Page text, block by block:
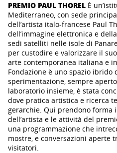
PREMIO PAUL THOREL È
Mediterraneo, con sede
dell’artista italo-francese Paul
dell’immagine elettronica e
sedi satelliti nelle isole di
per custodire e valorizzare il
arte contemporanea italiana e
Fondazione è uno spazio ibrido
sperimentazione, sempre
laboratorio insieme, è stata
dove pratica artistica e ricerca
gerarchie. Qui prendono forma
dell’artista e le attività del
una programmazione che
mostre, e conversazioni aperte
visitatori.